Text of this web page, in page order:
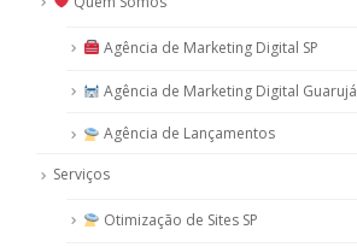
Agência de Marketing Digital SP
Agência de Marketing Digital Guarujá
Agência de Lançamentos
Serviços
Otimização de Sites SP